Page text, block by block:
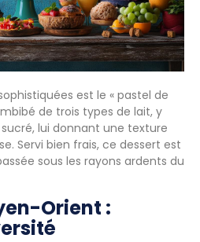
est le « pastel de
de trois types de lait, y
lui donnant une texture
Servi bien frais, ce dessert est
sous les rayons ardents du
Orient :